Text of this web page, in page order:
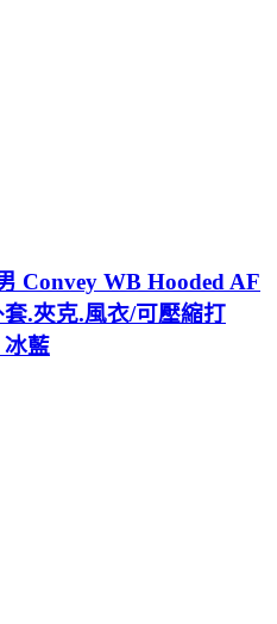
Convey WB Hooded AF
.夾克.風衣/可壓縮打
冰藍